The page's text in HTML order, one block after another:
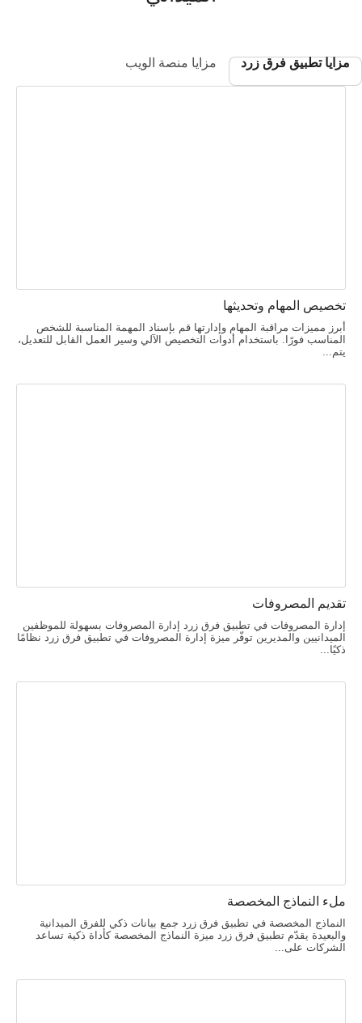
مزايا تطبيق فرق زرد مزايا منصة الويب
تخصيص المهام وتحديثها
أبرز مميزات مراقبة المهام وإدارتها قم بإسناد المهمة المناسبة للشخص
المناسب فورًا. باستخدام أدوات التخصيص الآلي وسير العمل القابل للتعديل،
يتم...
تقديم المصروفات
إدارة المصروفات في تطبيق فرق زرد إدارة المصروفات بسهولة للموظفين
الميدانيين والمديرين توفّر ميزة إدارة المصروفات في تطبيق فرق زرد نظامًا
ذكيًا...
ملء النماذج المخصصة
النماذج المخصصة في تطبيق فرق زرد جمع بيانات ذكي للفرق الميدانية
والبعيدة يقدّم تطبيق فرق زرد ميزة النماذج المخصصة كأداة ذكية تساعد
الشركات على...